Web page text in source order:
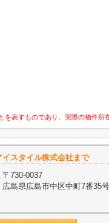
表すものであり、実際の物件所
イスタイル株式会社まで
〒730-0037
広島県広島市中区中町7番35